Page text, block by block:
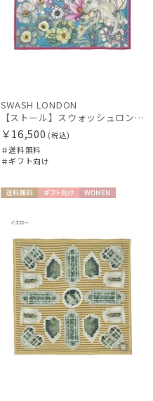
SWASH LONDON
【ストール】スウォッシュロンドン (SWASH LONDON) FLOWER 90*90 シルクウール
￥16,500 (税込)
＃送料無料
＃ギフト向け
料